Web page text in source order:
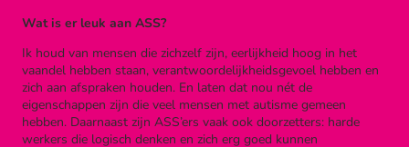
Wat is er leuk aan ASS?
Ik houd van mensen die zichzelf zijn, eerlijkheid hoog in het
vaandel hebben staan, verantwoordelijkheidsgevoel hebben en
zich aan afspraken houden. En laten dat nou nét de
eigenschappen zijn die veel mensen met autisme gemeen
hebben. Daarnaast zijn ASS’ers vaak ook doorzetters: harde
werkers die logisch denken en zich erg goed kunnen